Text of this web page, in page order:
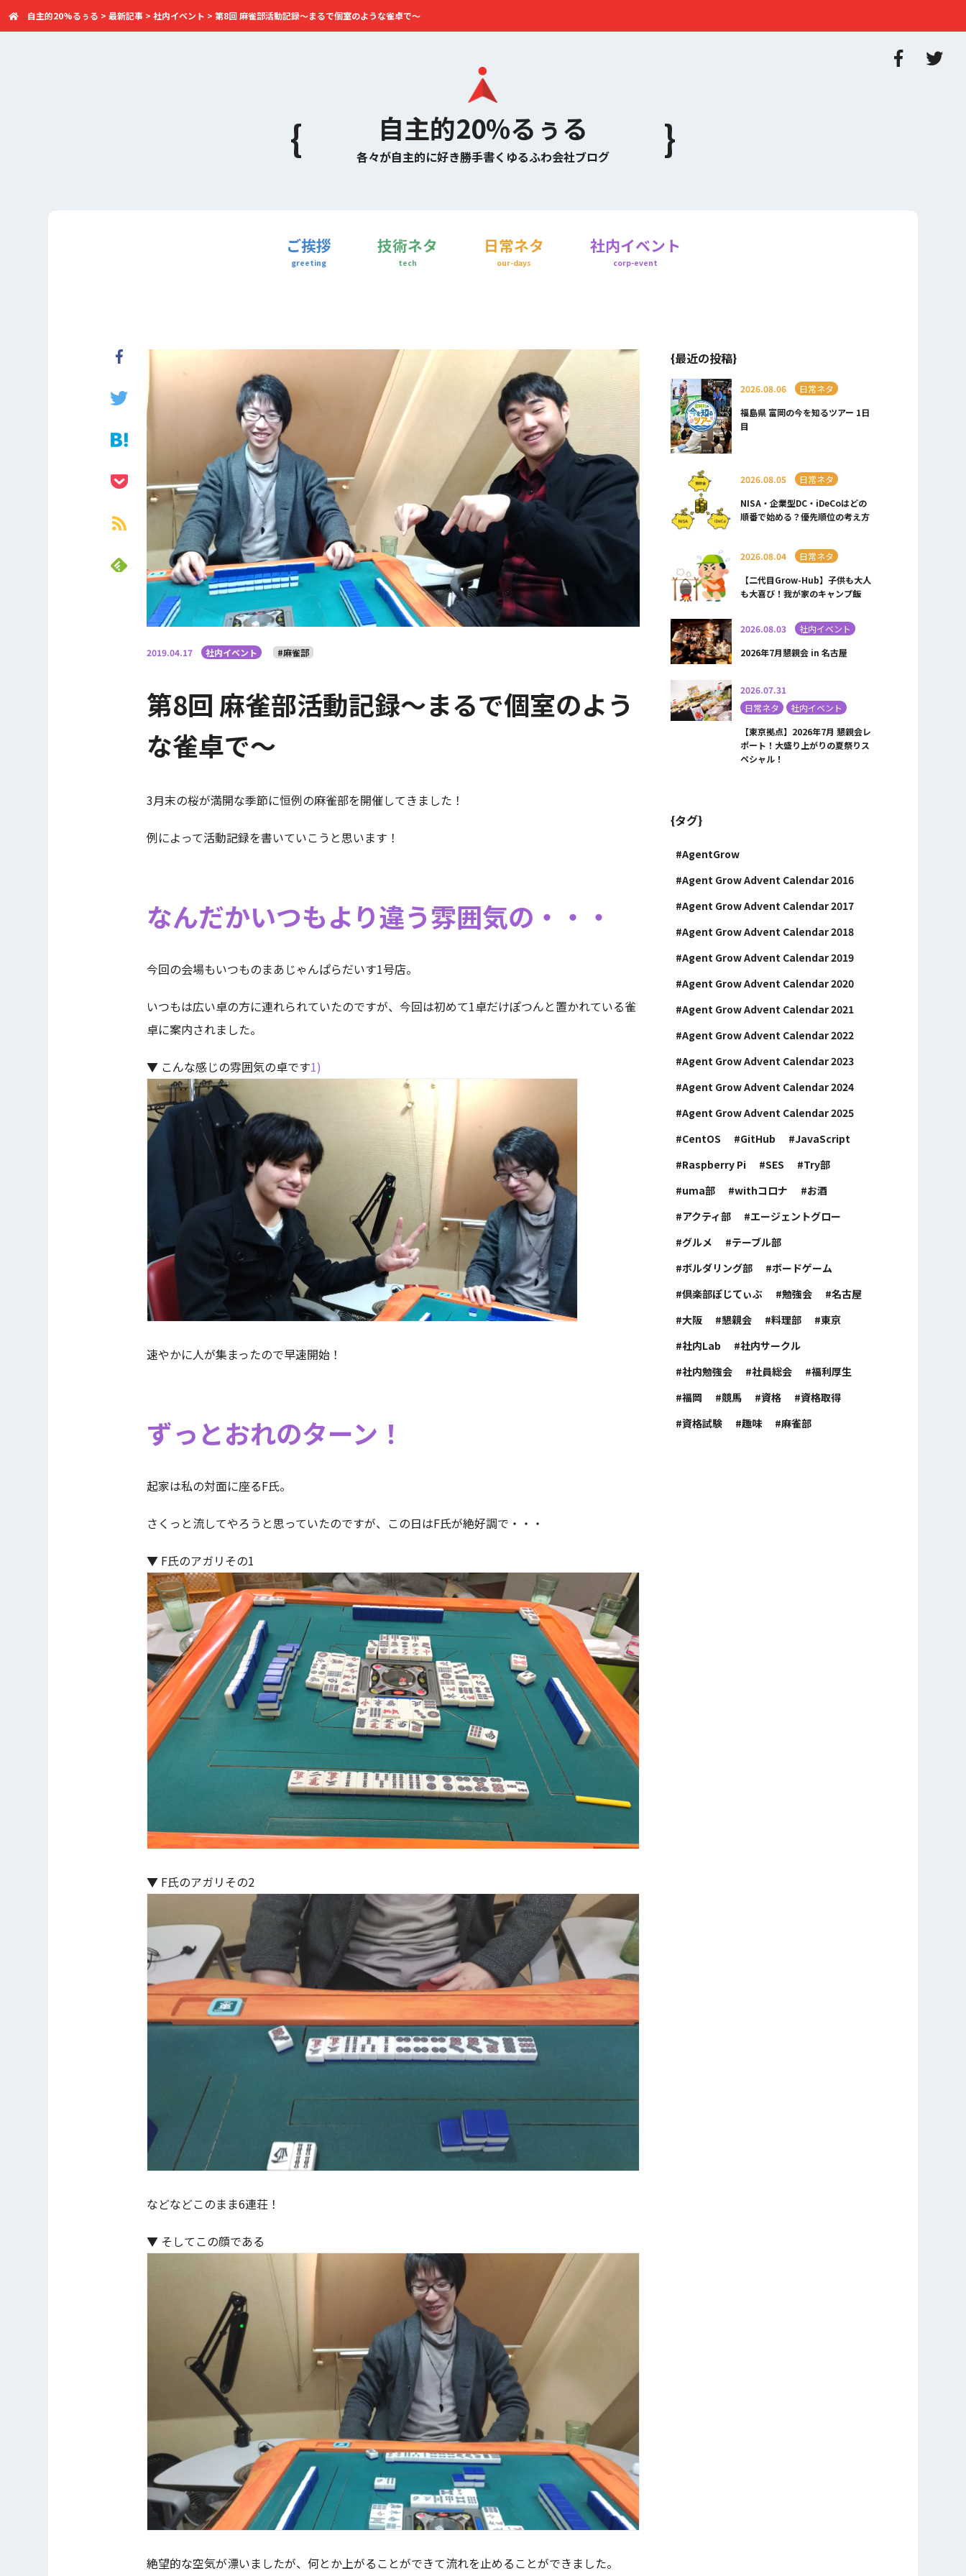
自主的20%るぅる
各々が自主的に好き勝手書くゆるふわ会社ブログ
自主的20%るぅる > 最新記事 > 社内イベント > 第8回 麻雀部活動記録～まるで個室のような雀卓で～
ご挨拶
greeting
技術ネタ
tech
日常ネタ
our-days
社内イベント
corp-event
2019.04.17 社内イベント #麻雀部
第8回 麻雀部活動記録～まるで個室のよう
な雀卓で～
3月末の桜が満開な季節に恒例の麻雀部を開催してきました！
例によって活動記録を書いていこうと思います！
なんだかいつもより違う雰囲気の・・・
今回の会場もいつものまあじゃんぱらだいす1号店。
いつもは広い卓の方に連れられていたのですが、今回は初めて1卓だけぽつんと置かれている雀
卓に案内されました。
▼ こんな感じの雰囲気の卓です1)
速やかに人が集まったので早速開始！
ずっとおれのターン！
起家は私の対面に座るF氏。
さくっと流してやろうと思っていたのですが、この日はF氏が絶好調で・・・
▼ F氏のアガリその1
▼ F氏のアガリその2
などなどこのまま6連荘！
▼ そしてこの顔である
絶望的な空気が漂いましたが、何とか上がることができて流れを止めることができました。
{最近の投稿}
2026.08.06
日常ネタ
福島県 富岡の今を知るツアー 1日
目
2026.08.05
日常ネタ
NISA・企業型DC・iDeCoはどの
順番で始める？優先順位の考え方
2026.08.04
日常ネタ
【二代目Grow-Hub】子供も大人
も大喜び！我が家のキャンプ飯
2026.08.03
社内イベント
2026年7月懇親会 in 名古屋
2026.07.31
日常ネタ
社内イベント
【東京拠点】2026年7月 懇親会レ
ポート！大盛り上がりの夏祭りス
ペシャル！
{タグ}
AgentGrow
Agent Grow Advent Calendar 2016
Agent Grow Advent Calendar 2017
Agent Grow Advent Calendar 2018
Agent Grow Advent Calendar 2019
Agent Grow Advent Calendar 2020
Agent Grow Advent Calendar 2021
Agent Grow Advent Calendar 2022
Agent Grow Advent Calendar 2023
Agent Grow Advent Calendar 2024
Agent Grow Advent Calendar 2025
CentOS
GitHub
JavaScript
Raspberry Pi
SES
Try部
uma部
withコロナ
お酒
アクティ部
エージェントグロー
グルメ
テーブル部
ボルダリング部
ボードゲーム
倶楽部ぽじてぃぶ
勉強会
名古屋
大阪
懇親会 料理部
東京
社内Lab
社内サークル
社内勉強会
社員総会
福利厚生
福岡
競馬 資格
資格取得
資格試験
趣味 麻雀部